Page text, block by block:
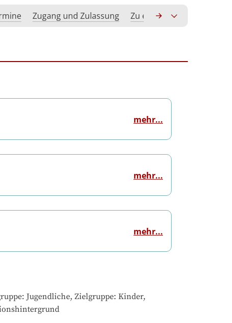
Zugang und Zulassung Zu erwerbende
mehr...
mehr...
mehr...
Jugendliche, Zielgruppe: Kinder,